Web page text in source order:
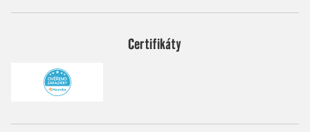
Certifikáty